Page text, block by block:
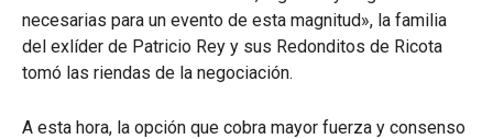
necesarias para un evento de esta magnitud», la familia
del exlíder de Patricio Rey y sus Redonditos de Ricota
tomó las riendas de la negociación.
A esta hora, la opción que cobra mayor fuerza y consenso